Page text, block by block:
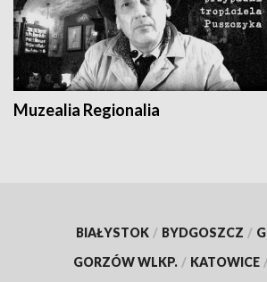
Muzealia Regionalia
BIAŁYSTOK / BYDGOSZCZ /
GORZÓW WLKP. / KATOWICE